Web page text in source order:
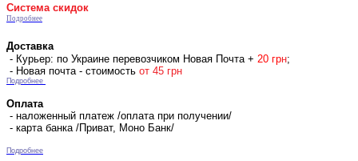
Система скидок
Подробнее
Доставка
- Курьер: по Украине перевозчиком Новая Почта + 20 грн;
- Новая почта - стоимость от 45 грн
Подробнее
Оплата
- наложенный платеж /оплата при получении/
- карта банка /Приват, Моно Банк/
Подробнее